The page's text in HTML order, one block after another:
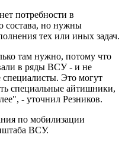
потребности в
состава, но нужны
тех или иных задач.
там нужно, потому что
в ряды ВСУ - и не
Это могут
специальные айтишники,
- уточнил Резников.
по мобилизации
ВСУ.